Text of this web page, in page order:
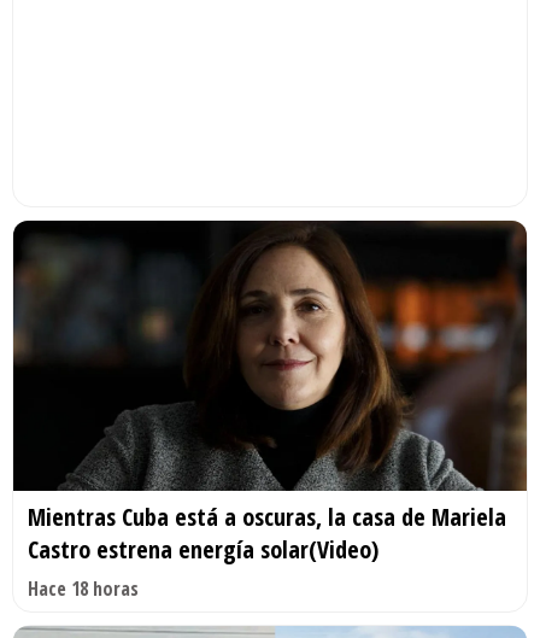
Mientras Cuba está a oscuras, la casa de Mariela
Castro estrena energía solar(Video)
Hace 18 horas